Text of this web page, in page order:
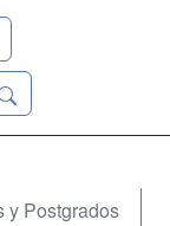
y Postgrados